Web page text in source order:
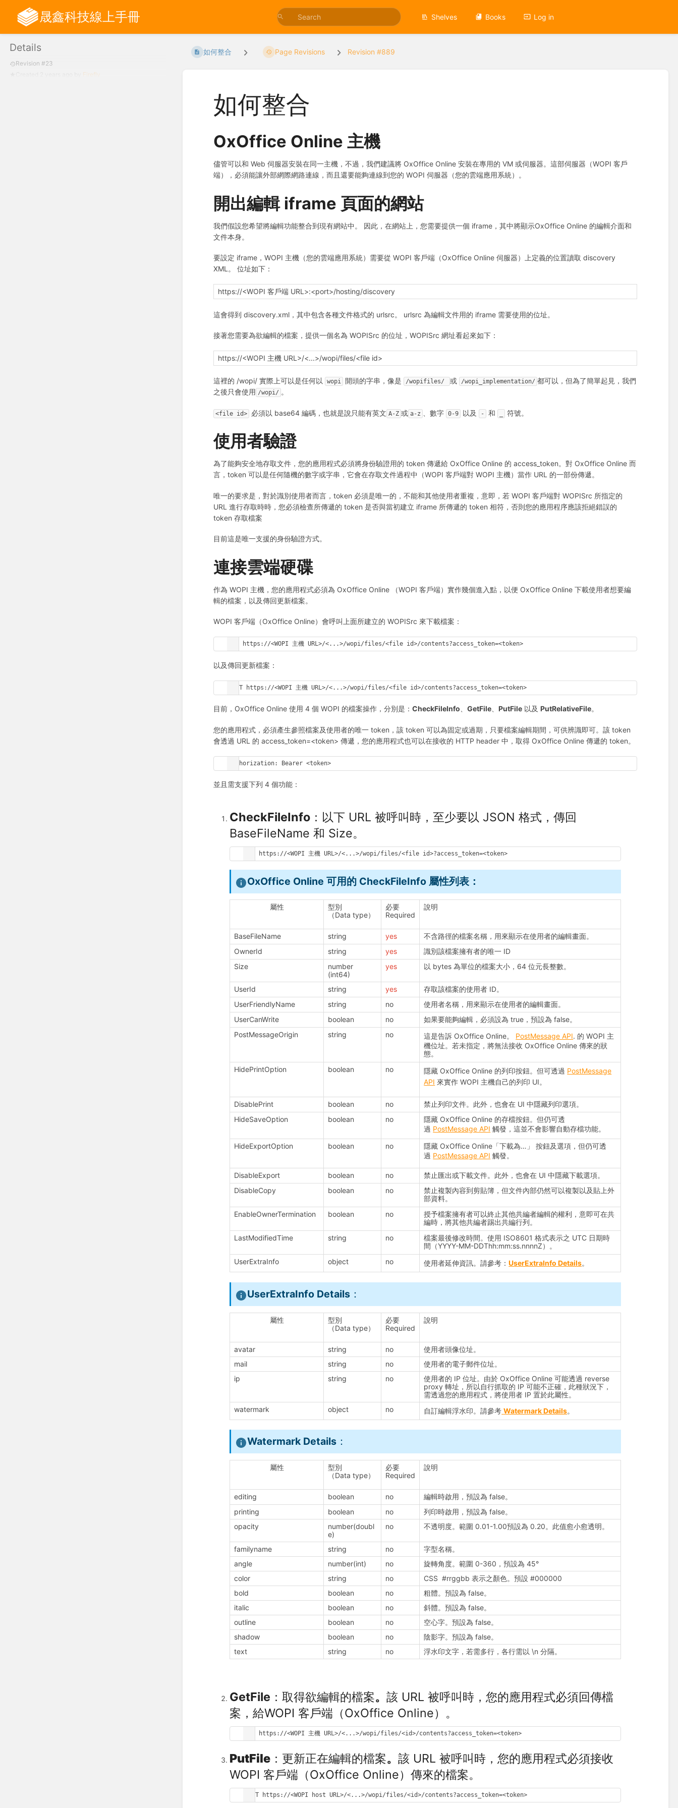
晟鑫科技線上手冊 Shelves Books Log in
Details
Revision #23
Firefly
如何整合 Page Revisions Revision #889
如何整合
OxOffice Online 主機
儘管可以和 Web 伺服器安裝在同一主機，不過，我們建議將 OxOffice Online 安裝在專用的 VM 或伺服器。這部伺服器（WOPI 客戶
端），必須能讓外部網際網路連線，而且還要能夠連線到您的 WOPI 伺服器（您的雲端應用系統）。
開出編輯 iframe 頁面的網站
我們假設您希望將編輯功能整合到現有網站中。 因此，在網站上，您需要提供一個 iframe，其中將顯示OxOffice Online 的編輯介面和
文件本身。
要設定 iframe，WOPI 主機（您的雲端應用系統）需要從 WOPI 客戶端（OxOffice Online 伺服器）上定義的位置讀取 discovery
XML。 位址如下：
https://<WOPI 客戶端 URL>:<port>/hosting/discovery
這會得到 discovery.xml，其中包含各種文件格式的 urlsrc。 urlsrc 為編輯文件用的 iframe 需要使用的位址。
接著您需要為欲編輯的檔案，提供一個名為 WOPISrc 的位址，WOPISrc 網址看起來如下：
https://<WOPI 主機 URL>/<...>/wopi/files/<file id>
這裡的 /wopi/ 實際上可以是任何以 wopi 開頭的字串，像是 /wopifiles/ 或 /wopi_implementation/ 都可以，但為了簡單起見，我們
之後只會使用 /wopi/ 。
<file id> 必須以 base64 編碼，也就是說只能有英文 A-Z 或 a-z 、數字 0-9 以及 - 和 符號。
使用者驗證
為了能夠安全地存取文件，您的應用程式必須將身份驗證用的 token 傳遞給 OxOffice Online 的 access_token。對 OxOffice Online 而
言，token 可以是任何隨機的數字或字串，它會在存取文件過程中（WOPI 客戶端對 WOPI 主機）當作 URL 的一部份傳遞。
唯一的要求是，對於識別使用者而言，token 必須是唯一的，不能和其他使用者重複，意即，若 WOPI 客戶端對 WOPISrc 所指定的
URL 進行存取時時，您必須檢查所傳遞的 token 是否與當初建立 iframe 所傳遞的 token 相符，否則您的應用程序應該拒絕錯誤的
token 存取檔案
目前這是唯一支援的身份驗證方式。
連接雲端硬碟
作為 WOPI 主機，您的應用程式必須為 OxOffice Online （WOPI 客戶端）實作幾個進入點，以便 OxOffice Online 下載使用者想要編
輯的檔案，以及傳回更新檔案。
WOPI 客戶端（OxOffice Online）會呼叫上面所建立的 WOPISrc 來下載檔案：
GET https://<WOPI 主機 URL>/<...>/wopi/files/<file id>/contents?access_token=<token>
以及傳回更新檔案：
POST https://<WOPI 主機 URL>/<...>/wopi/files/<file id>/contents?access_token=<token>
目前，OxOffice Online 使用 4 個 WOPI 的檔案操作，分別是：CheckFileInfo、GetFile、 PutFile 以及 PutRelativeFile。
您的應用程式，必須產生參照檔案及使用者的唯一 token，該 token 可以為固定或過期，只要檔案編輯期間，可供辨識即可。該 token
會透過 URL 的 access_token=<token> 傳遞，您的應用程式也可以在接收的 HTTP header 中，取得 OxOffice Online 傳遞的 token。
Authorization: Bearer <token>
並且需支援下列 4 個功能：
CheckFileInfo ：以下 URL 被呼叫時，至少要以 JSON 格式，傳回
BaseFileName 和 Size。
GET https://<WOPI 主機 URL>/<...>/wopi/files/<file id>?access_token=<token>
OxOffice Online 可用的 CheckFileInfo 屬性列表：
屬性
型別
（Data type）
必要
Required
說明
BaseFileName string yes
不含路徑的檔案名稱，用來顯示在使用者的編輯畫面。
OwnerId
string yes
識別該檔案擁有者的唯一 ID
Size
number
(int64)
yes 以 bytes 為單位的檔案大小，64 位元長整數。
UserId string yes
存取該檔案的使用者 ID。
UserFriendlyName
string no
使用者名稱，用來顯示在使用者的編輯畫面。
UserCanWrite
boolean no
如果要能夠編輯，必須設為 true，預設為 false。
PostMessageOrigin
string no 這是告訴 OxOffice Online。 PostMessage API. 的 WOPI 主
機位址。若未指定，將無法接收 OxOffice Online 傳來的狀
態。
HidePrintOption
boolean no 隱藏 OxOffice Online 的列印按鈕。但可透過 PostMessage
API 來實作 WOPI 主機自己的列印 UI。
DisablePrint boolean no
禁止列印文件。此外，也會在 UI 中隱藏列印選項。
HideSaveOption
boolean no
隱藏 OxOffice Online 的存檔按鈕。但仍可透
過 PostMessage API 觸發，這並不會影響自動存檔功能。
HideExportOption
boolean no
隱藏 OxOffice Online「下載為…」 按鈕及選項，但仍可透
過 PostMessage API 觸發。
DisableExport boolean no
禁止匯出或下載文件。此外，也會在 UI 中隱藏下載選項。
DisableCopy
boolean no
禁止複製內容到剪貼簿，但文件內部仍然可以複製以及貼上外
部資料。
EnableOwnerTermination
boolean no
授予檔案擁有者可以終止其他共編者編輯的權利，意即可在共
編時，將其他共編者踢出共編行列。
LastModifiedTime
string no
檔案最後修改時間。使用 ISO8601 格式表示之 UTC 日期時
間（YYYY-MM-DDThh:mm:ss.nnnnZ）。
UserExtraInfo
object no 使用者延伸資訊。請參考：UserExtraInfo Details。
UserExtraInfo Details ：
屬性
型別
（Data type）
必要
Required
說明
avatar string no
使用者頭像位址。
mail
string no
使用者的電子郵件位址。
ip
string no
使用者的 IP 位址。由於 OxOffice Online 可能透過 reverse
proxy 轉址，所以自行抓取的 IP 可能不正確，此種狀況下，
需透過您的應用程式，將使用者 IP 置於此屬性。
watermark
object no 自訂編輯浮水印。請參考 Watermark Details。
Watermark Details ：
屬性
型別
（Data type）
必要
Required
說明
editing boolean no
編輯時啟用，預設為 false。
printing
boolean no
列印時啟用，預設為 false。
opacity
number(doubl
e)
no 不透明度。範圍 0.01-1.00預設為 0.20。此值愈小愈透明。
familyname string no
字型名稱。
angle
number(int) no
旋轉角度。範圍 0-360，預設為 45°
color
string no
CSS #rrggbb 表示之顏色。預設 #000000
bold
boolean no
粗體。預設為 false。
italic
boolean no
斜體。預設為 false。
outline
boolean no
空心字。預設為 false。
shadow
boolean no
陰影字。預設為 false。
text
string no 浮水印文字，若需多行，各行需以 \n 分隔。
GetFile ：取得欲編輯的檔案。該 URL 被呼叫時，您的應用程式必須回傳檔
案，給WOPI 客戶端（OxOffice Online）。
GET https://<WOPI 主機 URL>/<...>/wopi/files/<id>/contents?access_token=<token>
PutFile ：更新正在編輯的檔案。該 URL 被呼叫時，您的應用程式必須接收
WOPI 客戶端（OxOffice Online）傳來的檔案。
POST https://<WOPI host URL>/<...>/wopi/files/<id>/contents?access_token=<token>